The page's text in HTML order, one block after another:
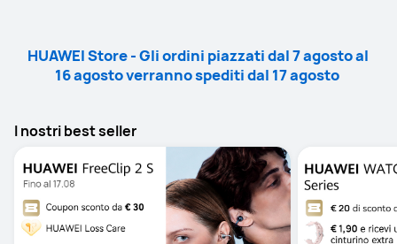
HUAWEI Store - Gli ordini piazzati dal 7 agosto al
16 agosto verranno spediti dal 17 agosto
I nostri best seller